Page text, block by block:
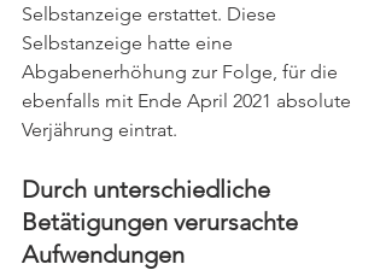
Selbstanzeige erstattet. Diese
Selbstanzeige hatte eine
Abgabenerhöhung zur Folge, für die
ebenfalls mit Ende April 2021 absolute
Verjährung eintrat.
Durch unterschiedliche
Betätigungen verursachte
Aufwendungen